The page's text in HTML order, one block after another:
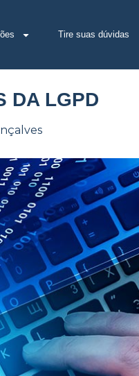
Tire suas dúvidas
DA LGPD